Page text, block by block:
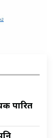
पारित